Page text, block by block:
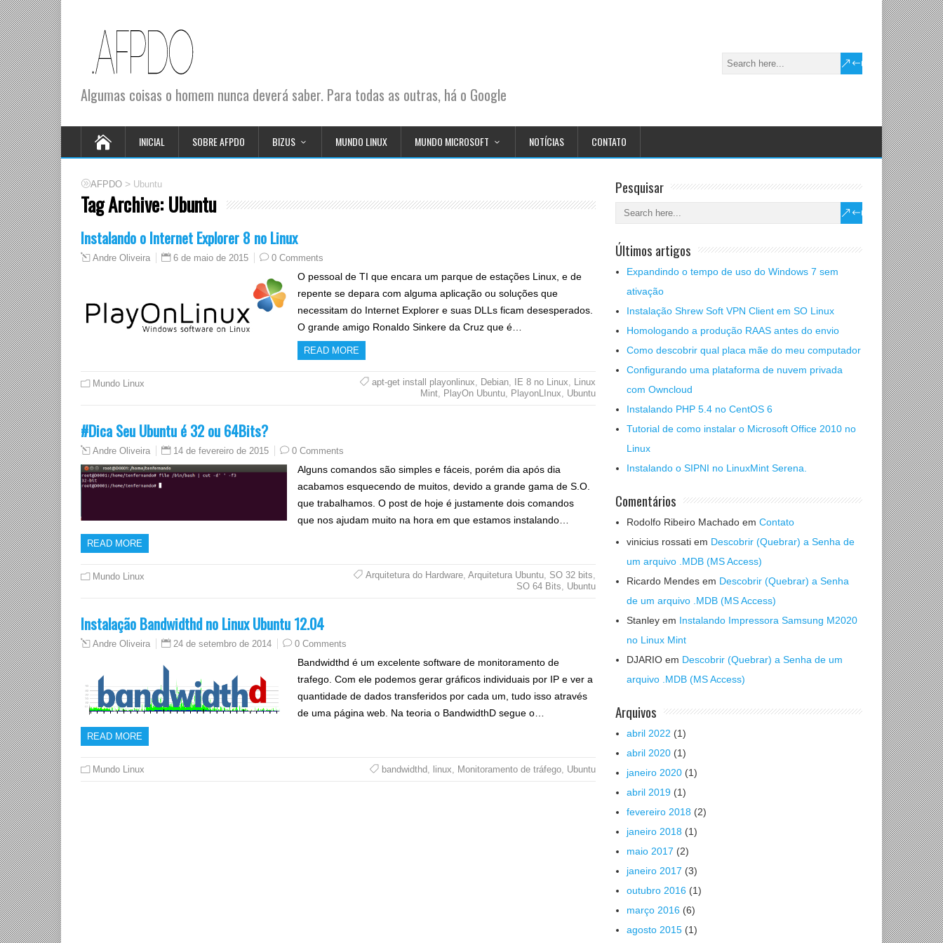
Algumas coisas o homem nunca deverá saber. Para todas as outras, há o Google
INICIAL SOBRE AFPDO BIZUS MUNDO LINUX MUNDO MICROSOFT NOTÍCIAS CONTATO
AFPDO > Ubuntu
Tag Archive: Ubuntu
Instalando o Internet Explorer 8 no Linux
Andre Oliveira 6 de maio de 2015 0 Comments
O pessoal de TI que encara um parque de estações Linux, e de
repente se depara com alguma aplicação ou soluções que
necessitam do Internet Explorer e suas DLLs ficam desesperados.
O grande amigo Ronaldo Sinkere da Cruz que é…
READ MORE
Mundo Linux apt-get install playonlinux, Debian, IE 8 no Linux, Linux
Mint, PlayOn Ubuntu, PlayonLInux, Ubuntu
#Dica Seu Ubuntu é 32 ou 64Bits?
Andre Oliveira 14 de fevereiro de 2015 0 Comments
Alguns comandos são simples e fáceis, porém dia após dia
acabamos esquecendo de muitos, devido a grande gama de S.O.
que trabalhamos. O post de hoje é justamente dois comandos
que nos ajudam muito na hora em que estamos instalando…
READ MORE
Mundo Linux Arquitetura do Hardware, Arquitetura Ubuntu, SO 32 bits,
SO 64 Bits, Ubuntu
Instalação Bandwidthd no Linux Ubuntu 12.04
Andre Oliveira 24 de setembro de 2014 0 Comments
Bandwidthd é um excelente software de monitoramento de
trafego. Com ele podemos gerar gráficos individuais por IP e ver a
quantidade de dados transferidos por cada um, tudo isso através
de uma página web. Na teoria o BandwidthD segue o…
READ MORE
Mundo Linux bandwidthd, linux, Monitoramento de tráfego, Ubuntu
Pesquisar
Últimos artigos
Expandindo o tempo de uso do Windows 7 sem
ativação
Instalação Shrew Soft VPN Client em SO Linux
Homologando a produção RAAS antes do envio
Como descobrir qual placa mãe do meu computador
Configurando uma plataforma de nuvem privada
com Owncloud
Instalando PHP 5.4 no CentOS 6
Tutorial de como instalar o Microsoft Office 2010 no
Linux
Instalando o SIPNI no LinuxMint Serena.
Comentários
Rodolfo Ribeiro Machado em Contato
vinicius rossati em Descobrir (Quebrar) a Senha de
um arquivo .MDB (MS Access)
Ricardo Mendes em Descobrir (Quebrar) a Senha
de um arquivo .MDB (MS Access)
Stanley em Instalando Impressora Samsung M2020
no Linux Mint
DJARIO em Descobrir (Quebrar) a Senha de um
arquivo .MDB (MS Access)
Arquivos
abril 2022 (1)
abril 2020 (1)
janeiro 2020 (1)
abril 2019 (1)
fevereiro 2018 (2)
janeiro 2018 (1)
maio 2017 (2)
janeiro 2017 (3)
outubro 2016 (1)
março 2016 (6)
agosto 2015 (1)